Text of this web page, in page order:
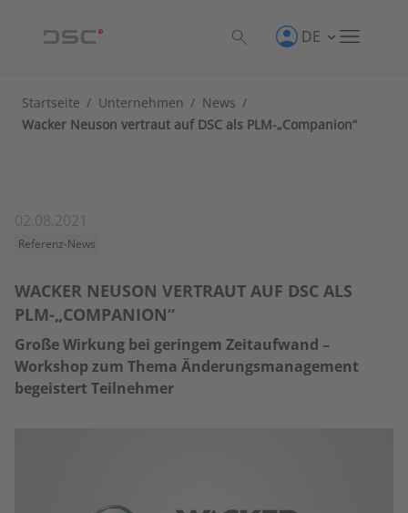
DE
Startseite / Unternehmen / News /
Wacker Neuson vertraut auf DSC als PLM-„Companion“
02.08.2021
Referenz-News
WACKER NEUSON VERTRAUT AUF DSC ALS
PLM-„COMPANION“
Große Wirkung bei geringem Zeitaufwand –
Workshop zum Thema Änderungsmanagement
begeistert Teilnehmer